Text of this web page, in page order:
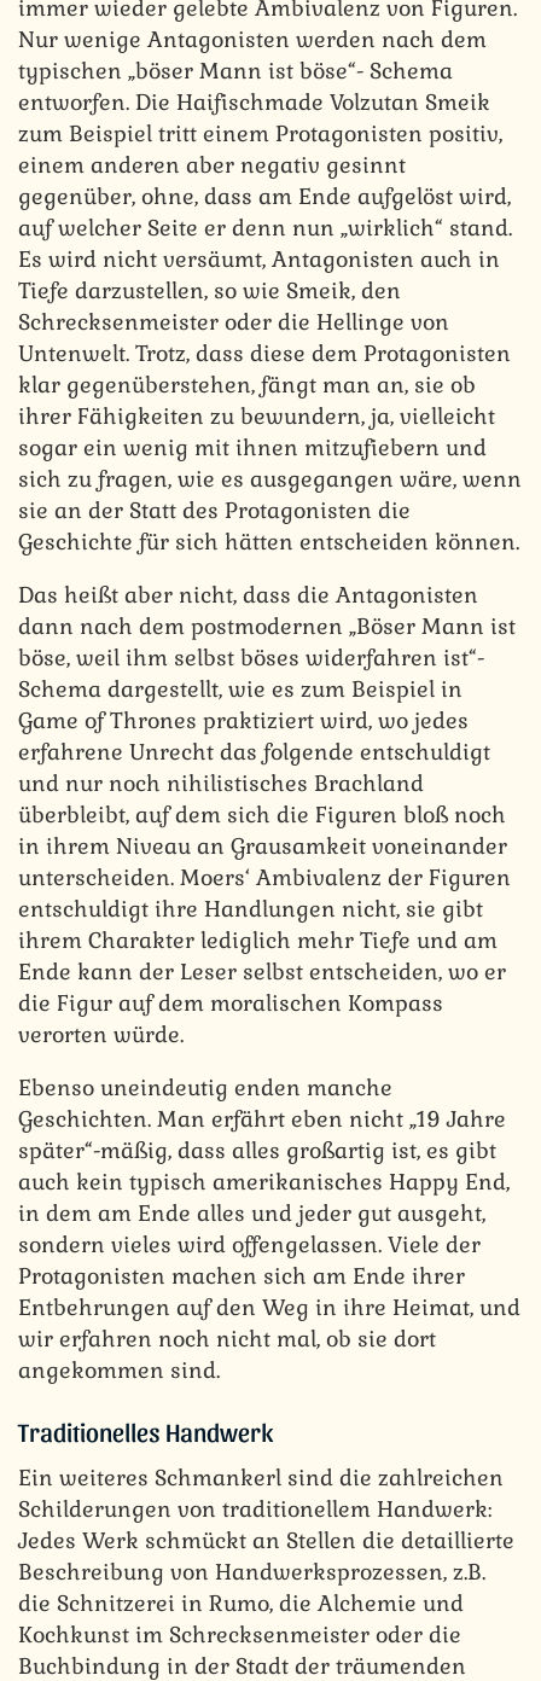
immer wieder gelebte Ambivalenz von Figuren.
Nur wenige Antagonisten werden nach dem
typischen „böser Mann ist böse“- Schema
entworfen. Die Haifischmade Volzutan Smeik
zum Beispiel tritt einem Protagonisten positiv,
einem anderen aber negativ gesinnt
gegenüber, ohne, dass am Ende aufgelöst wird,
auf welcher Seite er denn nun „wirklich“ stand.
Es wird nicht versäumt, Antagonisten auch in
Tiefe darzustellen, so wie Smeik, den
Schrecksenmeister oder die Hellinge von
Untenwelt. Trotz, dass diese dem Protagonisten
klar gegenüberstehen, fängt man an, sie ob
ihrer Fähigkeiten zu bewundern, ja, vielleicht
sogar ein wenig mit ihnen mitzufiebern und
sich zu fragen, wie es ausgegangen wäre, wenn
sie an der Statt des Protagonisten die
Geschichte für sich hätten entscheiden können.
Das heißt aber nicht, dass die Antagonisten
dann nach dem postmodernen „Böser Mann ist
böse, weil ihm selbst böses widerfahren ist“-
Schema dargestellt, wie es zum Beispiel in
Game of Thrones praktiziert wird, wo jedes
erfahrene Unrecht das folgende entschuldigt
und nur noch nihilistisches Brachland
überbleibt, auf dem sich die Figuren bloß noch
in ihrem Niveau an Grausamkeit voneinander
unterscheiden. Moers‘ Ambivalenz der Figuren
entschuldigt ihre Handlungen nicht, sie gibt
ihrem Charakter lediglich mehr Tiefe und am
Ende kann der Leser selbst entscheiden, wo er
die Figur auf dem moralischen Kompass
verorten würde.
Ebenso uneindeutig enden manche
Geschichten. Man erfährt eben nicht „19 Jahre
später“-mäßig, dass alles großartig ist, es gibt
auch kein typisch amerikanisches Happy End,
in dem am Ende alles und jeder gut ausgeht,
sondern vieles wird offengelassen. Viele der
Protagonisten machen sich am Ende ihrer
Entbehrungen auf den Weg in ihre Heimat, und
wir erfahren noch nicht mal, ob sie dort
angekommen sind.
Traditionelles Handwerk
Ein weiteres Schmankerl sind die zahlreichen
Schilderungen von traditionellem Handwerk:
Jedes Werk schmückt an Stellen die detaillierte
Beschreibung von Handwerksprozessen, z.B.
die Schnitzerei in Rumo, die Alchemie und
Kochkunst im Schrecksenmeister oder die
Buchbindung in der Stadt der träumenden